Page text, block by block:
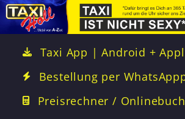
Taxi App | Android +
Bestellung per
Preisrechner /